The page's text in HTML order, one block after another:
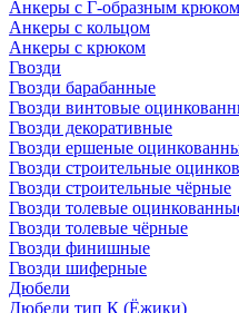
Анкеры с Г-образным крюком
Анкеры с кольцом
Анкеры с крюком
Гвозди
Гвозди барабанные
Гвозди винтовые
Гвозди декоративные
Гвозди ершеные
Гвозди строительные
Гвозди строительные чёрные
Гвозди толевые
Гвозди толевые чёрные
Гвозди финишные
Гвозди шиферные
Дюбели
Дюбели тип К (Ёжики)